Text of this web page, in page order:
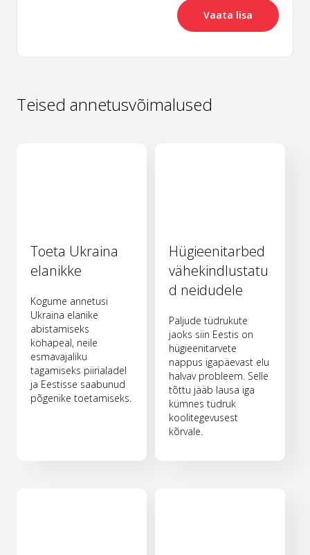
Vaata lisa
Teised annetusvõimalused
Toeta Ukraina
elanikke
Kogume annetusi
Ukraina elanike
abistamiseks
kohapeal, neile
esmavajaliku
tagamiseks piirialadel
ja Eestisse saabunud
põgenike toetamiseks.
Hügieenitarbed
vähekindlustatu
d neidudele
Paljude tüdrukute
jaoks siin Eestis on
hügieenitarvete
nappus igapäevast elu
halvav probleem. Selle
tõttu jääb lausa iga
kümnes tüdruk
koolitegevusest
kõrvale.